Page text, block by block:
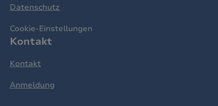
Datenschutz
Cookie-Einstellungen
Kontakt
Kontakt
Anmeldung